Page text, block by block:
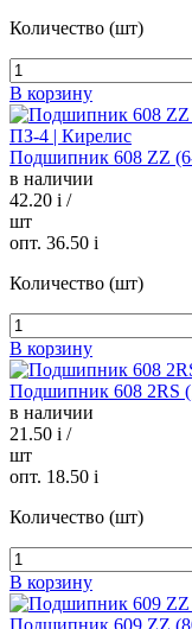
Количество (шт)
В корзину
Подшипник 608 ZZ
в наличии
42.20 i /
шт
опт. 36.50 i
Количество (шт)
В корзину
Подшипник 608 2RS
в наличии
21.50 i /
шт
опт. 18.50 i
Количество (шт)
В корзину